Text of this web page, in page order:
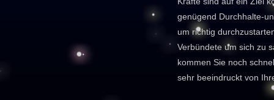
genügend Durchhalte-
um richtig
Verbündete um sich zu
kommen Sie noch
sehr beeindruckt von